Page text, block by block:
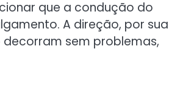
que a condução do
A direção, por sua
sem problemas,